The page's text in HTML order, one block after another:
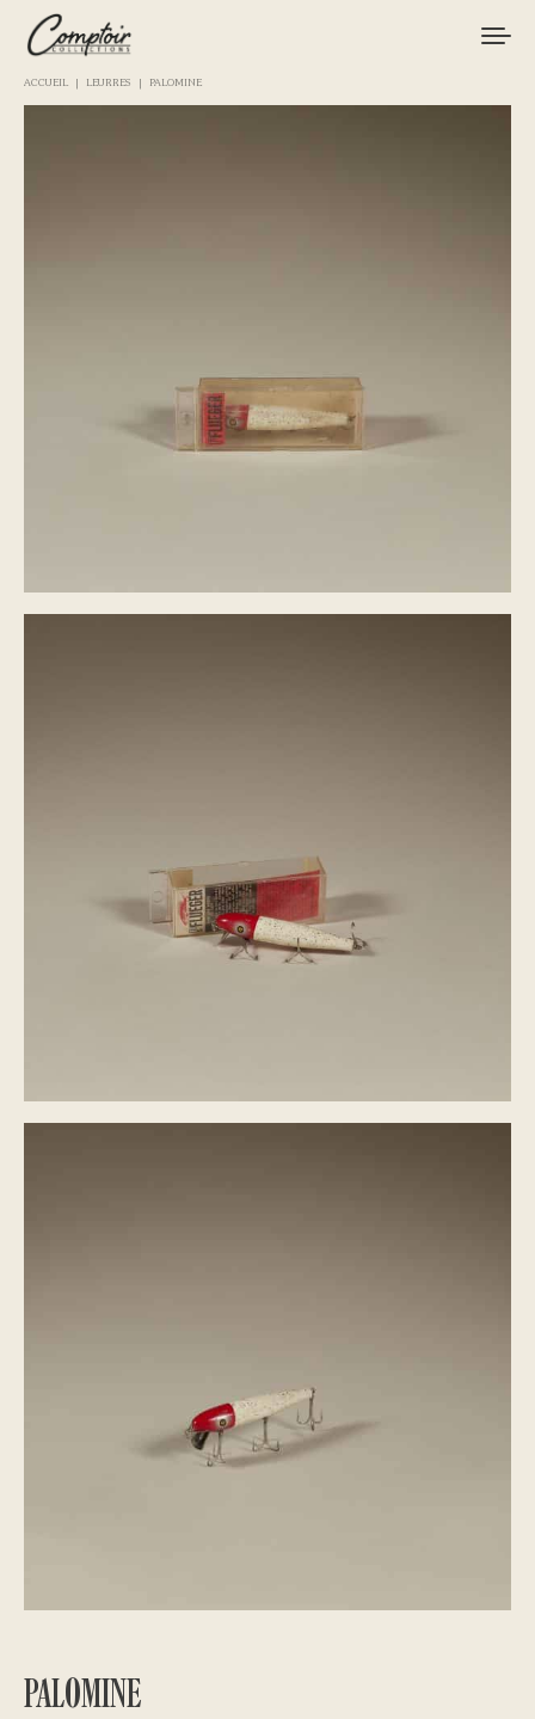
LOGIN / REGISTER
ACCUEIL LEURRES PALOMINE
PALOMINE